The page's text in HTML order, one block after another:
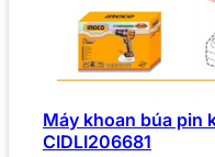
Máy khoan búa pin
CIDLI206681